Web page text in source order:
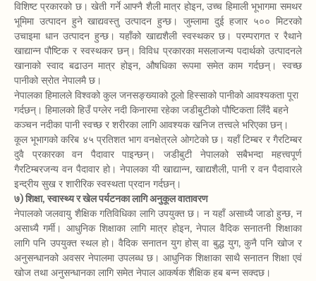
विशिष्ट प्रकारको छ। खेती गर्ने आफ्नै शैली मात्र होइन, उच्च हिमाली भूभागमा समथर
भूमिमा उत्पादन हुने खाद्यवस्तु उत्पादन हुन्छ। जुम्लामा दुई हजार ५०० मिटरको
उचाइमा धान उत्पादन हुन्छ। यहाँको खाद्यशैली स्वस्थकर छ। परम्परागत र रैथाने
खाद्यान्न पौष्टिक र स्वस्थकर छन्। विविध प्रकारका मसलाजन्य पदार्थको उत्पादनले
खानाको स्वाद बढाउन मात्र होइन, औषधिका रूपमा समेत काम गर्दछन्। स्वच्छ
पानीको स्रोत नेपालमै छ।
नेपालका हिमालले विश्वको कुल जनसङ्ख्याको ठूलो हिस्साको पानीको आवश्यकता पूरा
गर्दछन्। हिमालको हिउँ पग्लेर नदी किनारमा रहेका जडीबुटीको पौष्टिकता लिँदै बहने
कञ्चन नदीका पानी स्वच्छ र शरीरका लागि आवश्यक खनिज तत्त्वले भरिएका छन्।
कूल भूभागको करिब ४५ प्रतिशत भाग वनक्षेत्रले ओगटेको छ। यहाँ टिम्बर र गैरटिम्बर
दुवै प्रकारका वन पैदावार पाइन्छन्। जडीबुटी नेपालको सबैभन्दा महत्त्वपूर्ण
गैरटिम्बरजन्य वन पैदावार हो। नेपालका यी खाद्यान्न, खाद्यशैली, पानी र वन पैदावारले
इन्द्रीय सुख र शारीरिक स्वस्थता प्रदान गर्दछन्।
७) शिक्षा, स्वास्थ्य र खेल पर्यटनका लागि अनुकूल वातावरण
नेपालको जलवायु शैक्षिक गतिविधिका लागि उपयुक्त छ। न यहाँ असाध्यै जाडो हुन्छ, न
असाध्यै गर्मी। आधुनिक शिक्षाका लागि मात्र होइन, नेपाल वैदिक सनातनी शिक्षाका
लागि पनि उपयुक्त स्थल हो। वैदिक सनातन युग होस् वा बुद्ध युग, कुनै पनि खोज र
अनुसन्धानको अवसर नेपालमा उपलब्ध छ। आधुनिक शिक्षाका साथै सनातन शिक्षा एवं
खोज तथा अनुसन्धानका लागि समेत नेपाल आकर्षक शैक्षिक हब बन्न सक्दछ।